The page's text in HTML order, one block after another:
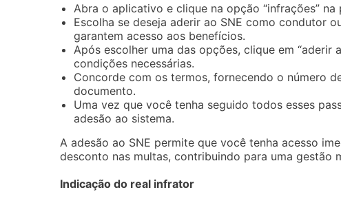
Abra o aplicativo e clique na opção “infrações” na
Escolha se deseja aderir ao SNE como condutor
garantem acesso aos benefícios.
Após escolher uma das opções, clique em “aderir
condições necessárias.
Concorde com os termos, fornecendo o número
documento.
Uma vez que você tenha seguido todos esses
adesão ao sistema.
A adesão ao SNE permite que você tenha acesso
desconto nas multas, contribuindo para uma gestão
Indicação do real infrator